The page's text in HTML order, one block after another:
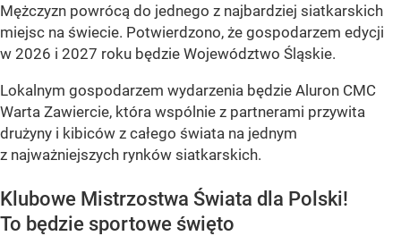
Mężczyzn powrócą do jednego z najbardziej siatkarskich
miejsc na świecie. Potwierdzono, że gospodarzem edycji
w 2026 i 2027 roku będzie Województwo Śląskie.
Lokalnym gospodarzem wydarzenia będzie Aluron CMC
Warta Zawiercie, która wspólnie z partnerami przywita
drużyny i kibiców z całego świata na jednym
z najważniejszych rynków siatkarskich.
Klubowe Mistrzostwa Świata dla Polski!
To będzie sportowe święto